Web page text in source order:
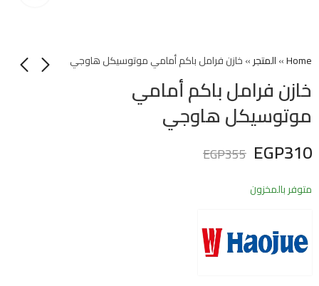
Home
»المتجر»خازن فرامل باكم أمامي موتوسيكل هاوجي
خازن فرامل باكم أمامي
موتوسيكل هاوجي
EGP310
EGP355
متوفر بالمخزون